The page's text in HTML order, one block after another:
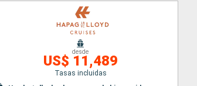
desde
US$ 11,489
Tasas incluidas